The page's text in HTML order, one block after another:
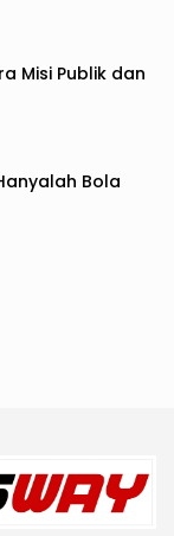
Misi Publik dan
Bola